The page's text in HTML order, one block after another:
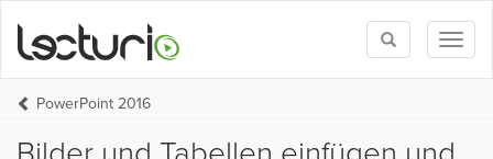
Toggle
search
PowerPoint 2016